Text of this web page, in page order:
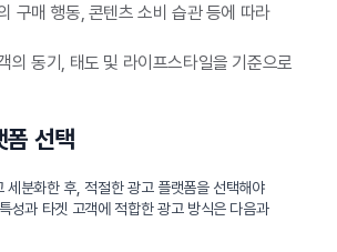
구매 행동, 콘텐츠 소비 습관 등에 따라
의 동기, 태도 및 라이프스타일을 기준으로
선택
세분화한 후, 적절한 광고 플랫폼을 선택해야
성과 타겟 고객에 적합한 광고 방식은 다음과